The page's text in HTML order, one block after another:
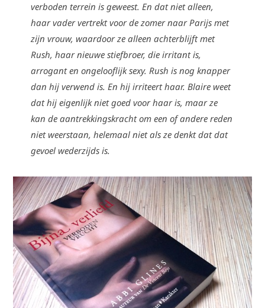
verboden terrein is geweest. En dat niet alleen,
haar vader vertrekt voor de zomer naar Parijs met
zijn vrouw, waardoor ze alleen achterblijft met
Rush, haar nieuwe stiefbroer, die irritant is,
arrogant en ongelooflijk sexy. Rush is nog knapper
dan hij verwend is. En hij irriteert haar. Blaire weet
dat hij eigenlijk niet goed voor haar is, maar ze
kan de aantrekkingskracht om een of andere reden
niet weerstaan, helemaal niet als ze denkt dat dat
gevoel wederzijds is.